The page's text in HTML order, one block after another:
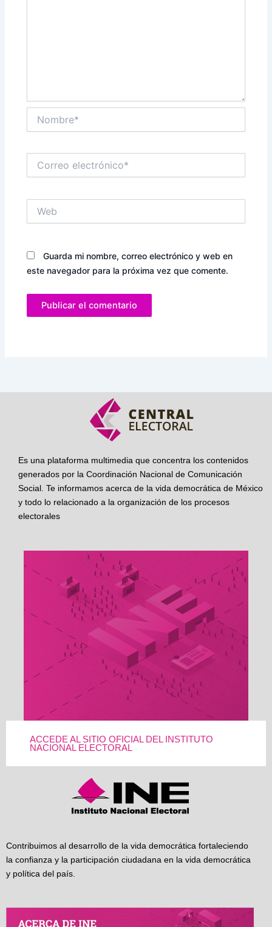
electrónico*
Guarda mi nombre, correo electrónico y web en
este navegador para la próxima vez que comente.
Es una plataforma multimedia que concentra los contenidos
generados por la Coordinación Nacional de Comunicación
Social. Te informamos acerca de la vida democrática de México
y todo lo relacionado a la organización de los procesos
electorales
ACCEDE AL SITIO OFICIAL DEL INSTITUTO
NACIONAL ELECTORAL
Contribuimos al desarrollo de la vida democrática fortaleciendo
la confianza y la participación ciudadana en la vida democrática
y política del país.